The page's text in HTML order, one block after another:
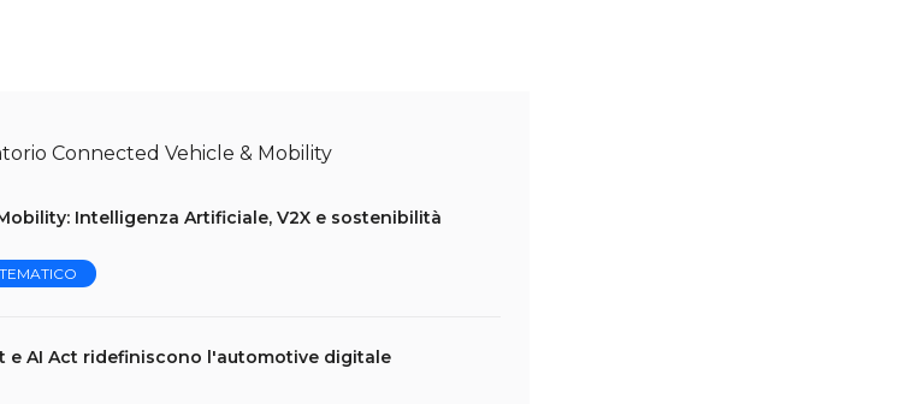
Connected Vehicle & Mobility
Intelligenza Artificiale, V2X e sostenibilità
e AI Act ridefiniscono l'automotive digitale